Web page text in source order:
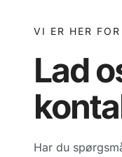
VI ER HER
Lad
Har du